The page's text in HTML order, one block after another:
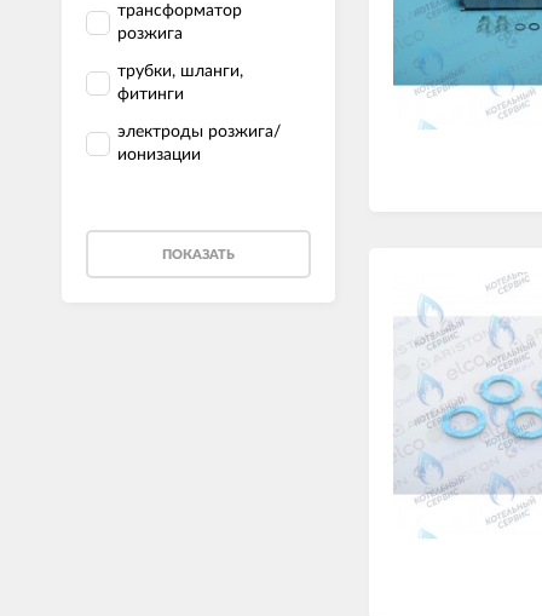
трансформатор
розжига
трубки, шланги,
фитинги
электроды розжига/
ионизации
ПОКАЗАТЬ